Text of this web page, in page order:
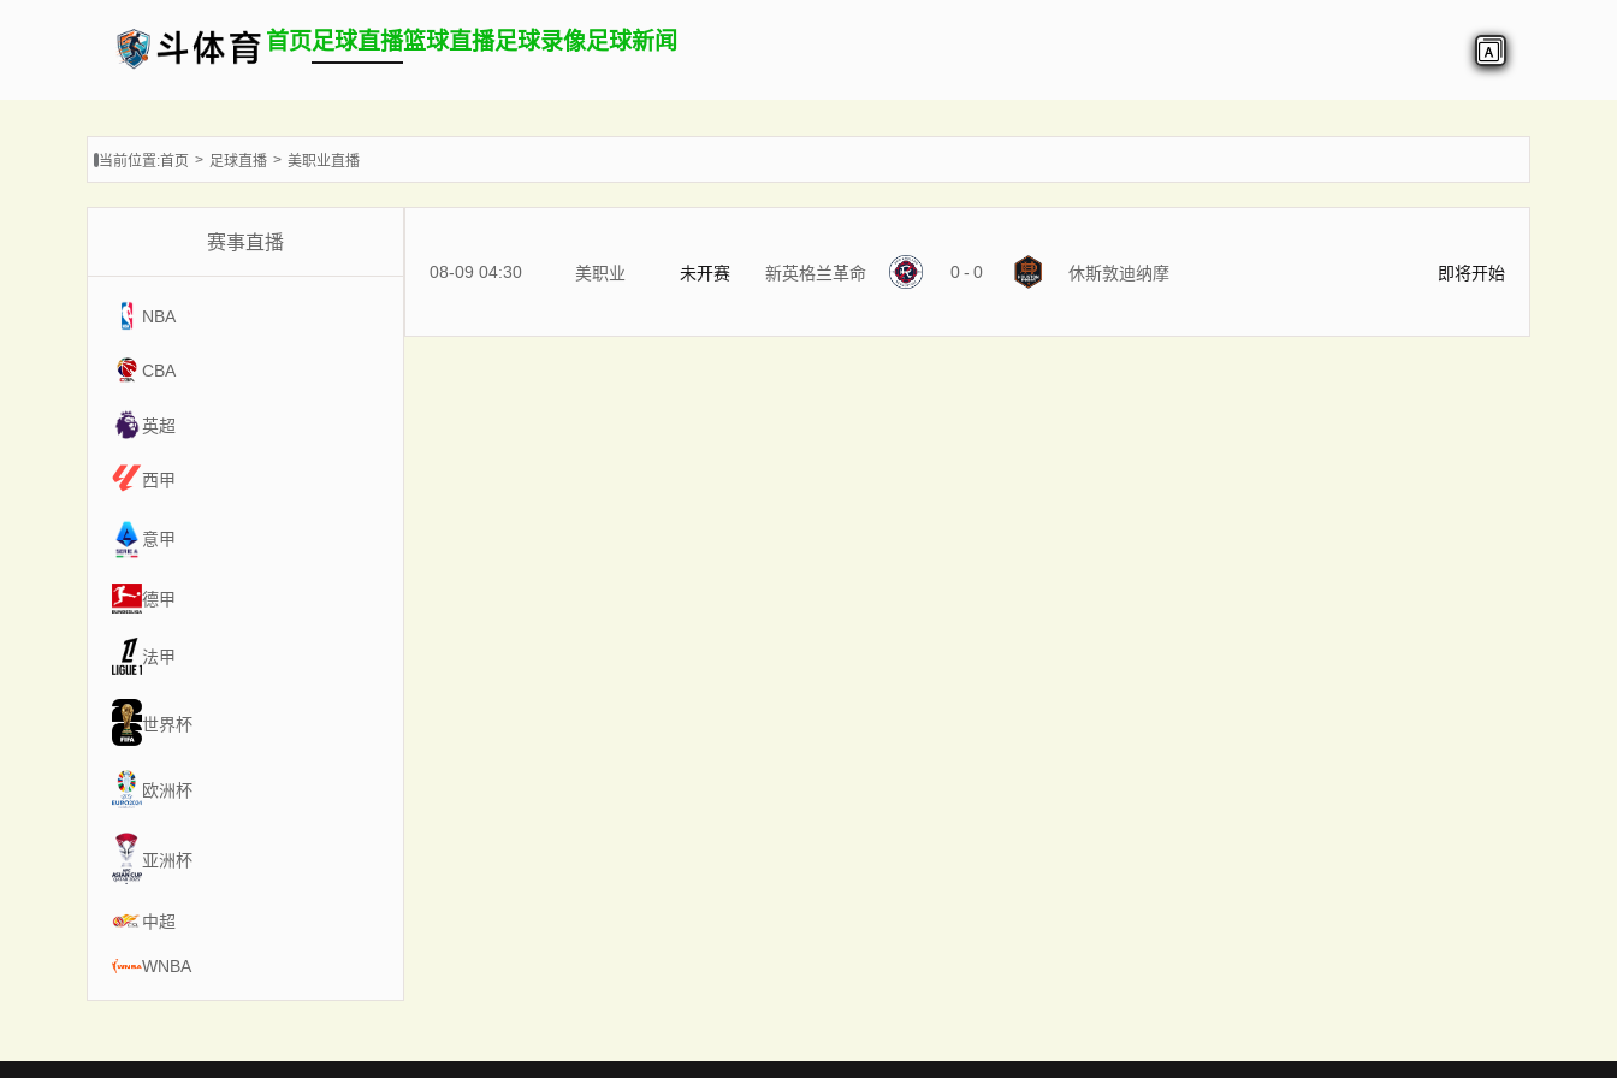
首页足球直播篮球直播足球录像足球新闻
当前位置:首页 足球直播 美职业直播
赛事直播
NBA
CBA
英超
西甲
意甲
德甲
法甲
世界杯
欧洲杯
亚洲杯
中超
WNBA
08-09 04:30 美职业 未开赛 新英格兰革命 0 - 0 休斯敦迪纳摩 即将开始